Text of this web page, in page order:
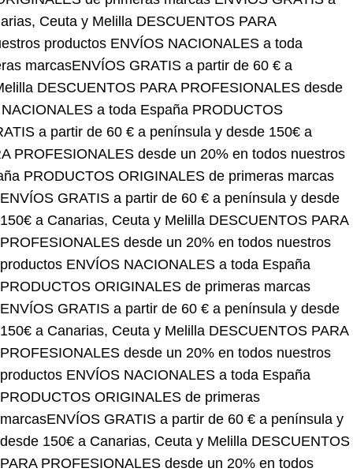
desde un 20% en todos nuestros
ORIGINALES de primeras marcasENVÍOS
Ceuta y MelillaDESCUENTOS PARA
ENVÍOS NACIONALES a toda España
GRATIS a partir de 60 € a península y desde 150€
desde un 20% en todos nuestros
ORIGINALES de primeras marcas
ENVÍOS GRATIS a partir de 60 € a península y desde
150€ a Canarias, Ceuta y MelillaDESCUENTOS PARA
PROFESIONALES desde un 20% en todos nuestros
productosENVÍOS NACIONALES a toda España
PRODUCTOS ORIGINALES de primeras marcas
ENVÍOS GRATIS a partir de 60 € a península y desde
150€ a Canarias, Ceuta y MelillaDESCUENTOS PARA
PROFESIONALES desde un 20% en todos nuestros
productosENVÍOS NACIONALES a toda España
PRODUCTOS ORIGINALES de primeras
marcasENVÍOS GRATIS a partir de 60 € a península y
desde 150€ a Canarias, Ceuta y Melilla DESCUENTOS
PARA PROFESIONALES desde un 20% en todos
nuestros productosENVÍOS NACIONALES a toda